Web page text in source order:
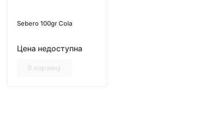
Sebero 100gr Cola
Цена недоступна
В корзину